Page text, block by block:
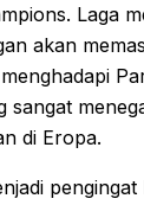
Laga
akan
sangat
di Eropa.